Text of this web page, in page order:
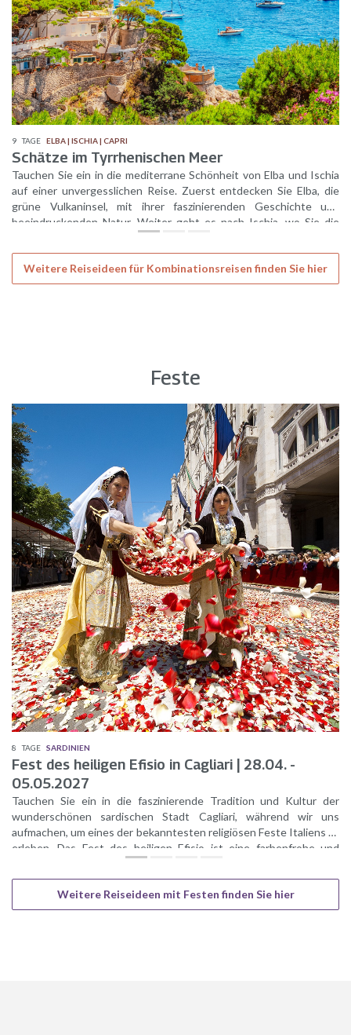
9 TAGE ELBA | ISCHIA | CAPRI
Schätze im Tyrrhenischen Meer
Tauchen Sie ein in die mediterrane Schönheit von Elba und Ischia
auf einer unvergesslichen Reise. Zuerst entdecken Sie Elba, die
grüne Vulkaninsel, mit ihrer faszinierenden Geschichte und
beeindruckenden Natur. Weiter geht es nach Ischia, wo Sie die
genießen können. Ein Ausflug nach Capri rundet das Erlebnis ab –
eine Insel voller Charme und atemberaubender Ausblicke.
Entdecken Sie das Beste, was der Golf von Neapel zu bieten hat!
Weitere Reiseideen für Kombinationsreisen finden Sie hier
Feste
8 TAGE SARDINIEN
Fest des heiligen Efisio in Cagliari | 28.04. -
05.05.2027
Tauchen Sie ein in die faszinierende Tradition und Kultur der
wunderschönen sardischen Stadt Cagliari, während wir uns
aufmachen, um eines der bekanntesten religiösen Feste Italiens zu
erleben. Das Fest des heiligen Efisio ist eine farbenfrohe und
erinnert. Von traditionellen Prozessionen in prächtigen Kostümen
bis hin zu beeindruckenden Volksbräuchen - diese Reise wird Sie
tief in die Herzlichkeit der sardischen Kultur eintauchen lässt.
Weitere Reiseideen mit Festen finden Sie hier